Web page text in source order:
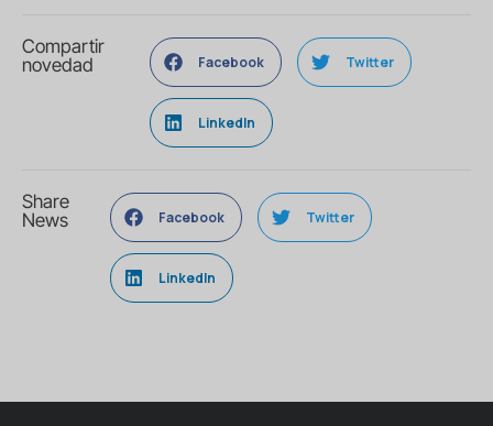
Compartir
novedad
Facebook Twitter
LinkedIn
Share
News
Facebook Twitter
LinkedIn